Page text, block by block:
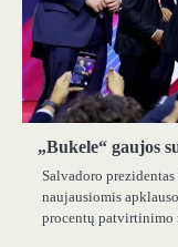
„Bukele“ gaujos
Salvadoro
naujausiomis
procentų patvirtinimo